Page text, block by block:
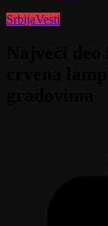
SrbijaVesti